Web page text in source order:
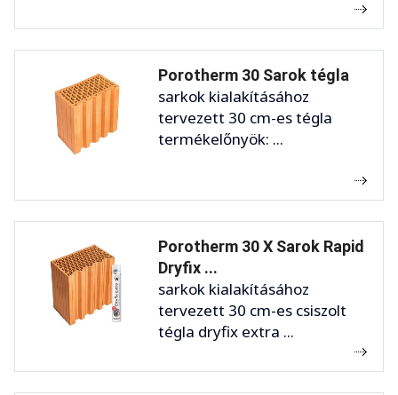
Porotherm 30 Sarok tégla
sarkok kialakításához
tervezett 30 cm-es tégla
termékelőnyök: ...
Porotherm 30 X Sarok Rapid
Dryfix ...
sarkok kialakításához
tervezett 30 cm-es csiszolt
tégla dryfix extra ...